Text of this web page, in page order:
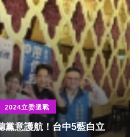
2024立委選戰
黨意護航！台中5藍白立